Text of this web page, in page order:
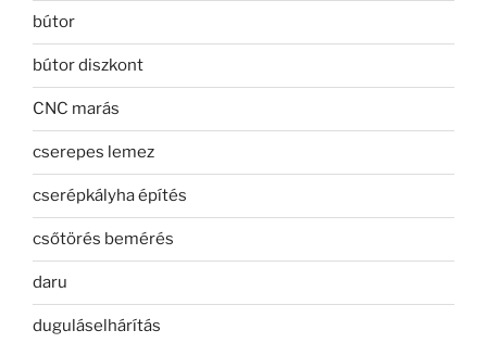
bútor
bútor diszkont
CNC marás
cserepes lemez
cserépkályha építés
csőtörés bemérés
daru
duguláselhárítás